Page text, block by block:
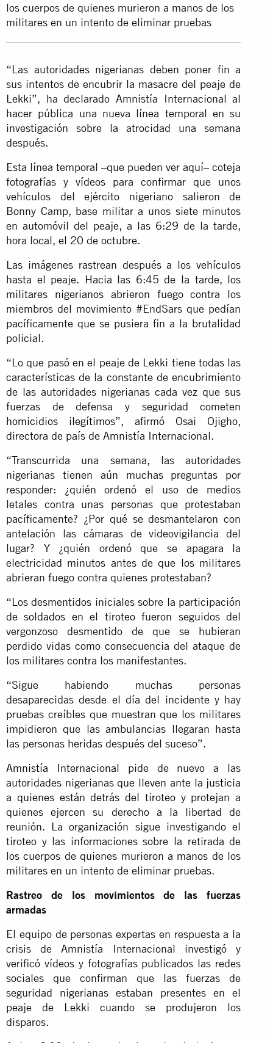
los cuerpos de quienes murieron a manos de los
militares en un intento de eliminar pruebas
“Las autoridades nigerianas deben poner fin a
sus intentos de encubrir la masacre del peaje de
Lekki”, ha declarado Amnistía Internacional al
hacer pública una nueva línea temporal en su
investigación sobre la atrocidad una semana
después.
Esta línea temporal –que pueden ver aquí– coteja
fotografías y vídeos para confirmar que unos
vehículos del ejército nigeriano salieron de
Bonny Camp, base militar a unos siete minutos
en automóvil del peaje, a las 6:29 de la tarde,
hora local, el 20 de octubre.
Las imágenes rastrean después a los vehículos
hasta el peaje. Hacia las 6:45 de la tarde, los
militares nigerianosabrieron fuego contra los
miembros del movimiento #EndSars que pedían
pacíficamente que se pusiera fin a la brutalidad
policial.
“Lo que pasó en el peaje de Lekki tiene todas las
características de la constante de encubrimiento
de las autoridades nigerianas cada vez que sus
fuerzas de defensa y seguridad cometen
homicidios ilegítimos”, afirmó Osai Ojigho,
directora de país de Amnistía Internacional.
“Transcurrida una semana, las autoridades
nigerianas tienen aún muchas preguntas por
responder: ¿quién ordenó el uso de medios
letales contra unas personas que protestaban
pacíficamente? ¿Por qué se desmantelaron con
antelación las cámaras de videovigilancia del
lugar? Y ¿quién ordenó que se apagara la
electricidad minutos antes de que los militares
abrieran fuego contra quienes protestaban?
“Los desmentidos iniciales sobre la participación
desoldados en el tiroteofueron seguidos del
vergonzoso desmentido de que se hubieran
perdido vidas como consecuencia del ataque de
los militares contra los manifestantes.
“Sigue habiendo muchas personas
desaparecidas desde el día del incidente y hay
pruebas creíbles que muestran que los militares
impidieron que las ambulancias llegaran hasta
las personas heridas después del suceso”.
Amnistía Internacional pide de nuevo a las
autoridades nigerianasque lleven ante la justicia
a quienes están detrás del tiroteoy protejan a
quienes ejercen su derecho a la libertad de
reunión. La organización sigue investigando el
tiroteo y las informaciones sobre la retirada de
los cuerpos de quienes murieron a manos de los
militares en un intento de eliminar pruebas.
Rastreo de los movimientos de las fuerzas
armadas
El equipo de personas expertas en respuesta a la
crisis de Amnistía Internacional investigó y
verificó vídeos y fotografías publicados las redes
sociales que confirman que las fuerzas de
seguridad nigerianas estaban presentes en el
peaje de Lekki cuando se produjeron los
disparos.